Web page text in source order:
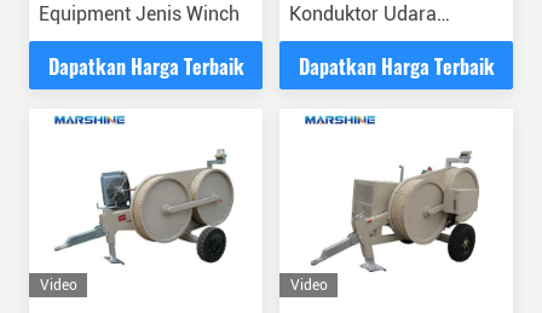
Equipment Jenis Winch
Dapatkan Harga Terbaik
Konduktor Udara
Kapasitas Tinggi Dan
Kinerja
Dapatkan Harga Terbaik
Video Video